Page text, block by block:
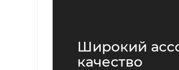
Широкий
качество